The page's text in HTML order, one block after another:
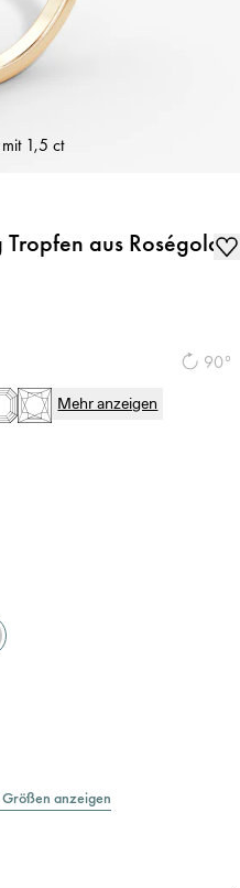
1,5 ct
aus Roségold
90°
Mehr anzeigen
anzeigen